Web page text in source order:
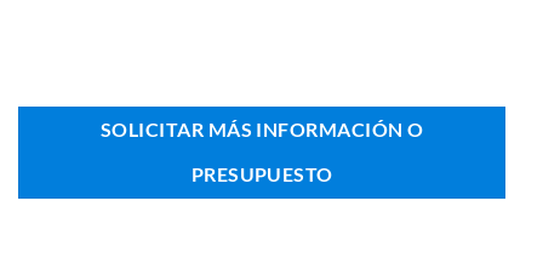
SOLICITAR MÁS INFORMACIÓN O
PRESUPUESTO